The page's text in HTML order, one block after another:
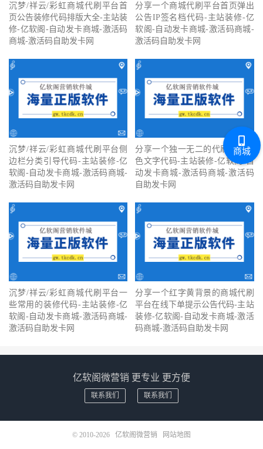
沉梦/祥云/彩虹商城代刷平台首
页公告装修代码排版大全-主站装
修-亿软阁-自动发卡商城-激活码
商城-激活码自助发卡网
分享一个商城代刷平台首页弹出
公告IP签名档代码-主站装修-亿
软阁-自动发卡商城-激活码商城-
激活码自助发卡网
沉梦/祥云/彩虹商城代刷平台侧
边栏分类引导代码-主站装修-亿
软阁-自动发卡商城-激活码商城-
激活码自助发卡网
分享一个独一无二的代刷平台彩
色文字代码-主站装修-亿软阁-自
动发卡商城-激活码商城-激活码
自助发卡网
沉梦/祥云/彩虹商城代刷平台一
些常用的装修代码-主站装修-亿
软阁-自动发卡商城-激活码商城-
激活码自助发卡网
分享一个红字黄背景的商城代刷
平台在线下单提示公告代码-主站
装修-亿软阁-自动发卡商城-激活
码商城-激活码自助发卡网
亿软阁微营销 更专业 更方便
联系我们 联系我们
© 2010-2026 亿软阁微营销 网站地图
商城